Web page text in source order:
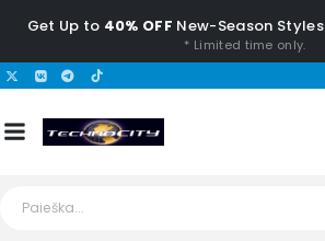
Get Up to 40% OFF New-Season Styles
* Limited time only.